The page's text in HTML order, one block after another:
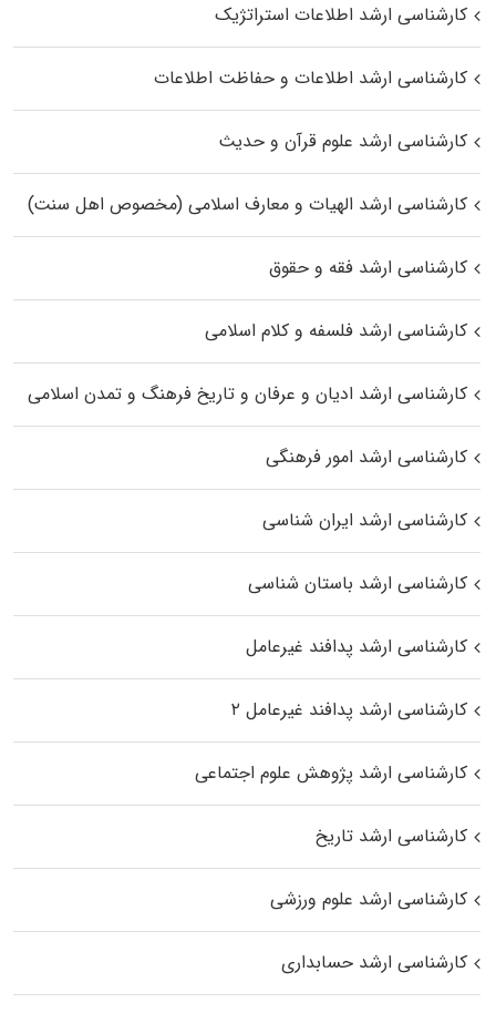
کارشناسی ارشد اطلاعات استراتژیک
کارشناسی ارشد اطلاعات و حفاظت اطلاعات
کارشناسی ارشد علوم قرآن و حدیث
کارشناسی ارشد الهیات و معارف اسلامی (مخصوص اهل سنت)
کارشناسی ارشد فقه و حقوق
کارشناسی ارشد فلسفه و کلام اسلامی
کارشناسی ارشد ادیان و عرفان و تاریخ فرهنگ و تمدن اسلامی
کارشناسی ارشد امور فرهنگی
کارشناسی ارشد ایران شناسی
کارشناسی ارشد باستان شناسی
کارشناسی ارشد پدافند غیرعامل
کارشناسی ارشد پدافند غیرعامل ۲
کارشناسی ارشد پژوهش علوم اجتماعی
کارشناسی ارشد تاریخ
کارشناسی ارشد علوم ورزشی
کارشناسی ارشد حسابداری